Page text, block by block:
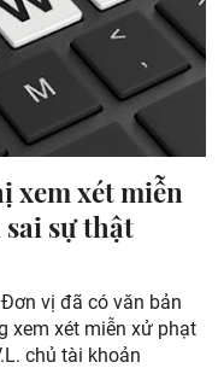
xem xét miễn
sự thật
vị đã có văn bản
xem xét miễn xử phạt
chủ tài khoản